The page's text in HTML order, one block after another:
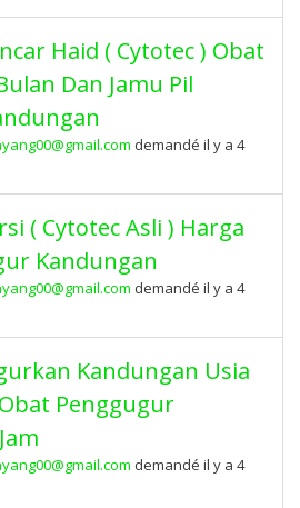
Haid ( Cytotec ) Obat
Dan Jamu Pil
demandé il y a 4
( Cytotec Asli ) Harga
Kandungan
demandé il y a 4
Kandungan Usia
Penggugur
demandé il y a 4